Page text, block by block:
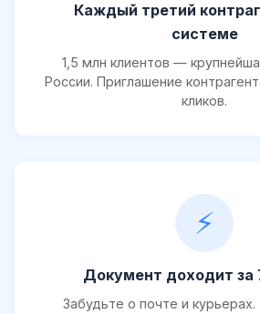
Каждый третий
системе
1,5 млн клиентов —
России. Приглашение
кликов.
⚡
Документ доходит за
Забудьте о почте и